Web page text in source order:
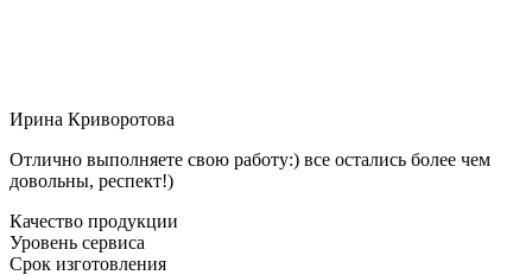
Ирина Криворотова
Отлично выполняете свою работу:) все остались более чем
довольны, респект!)
Качество продукции
Уровень сервиса
Срок изготовления